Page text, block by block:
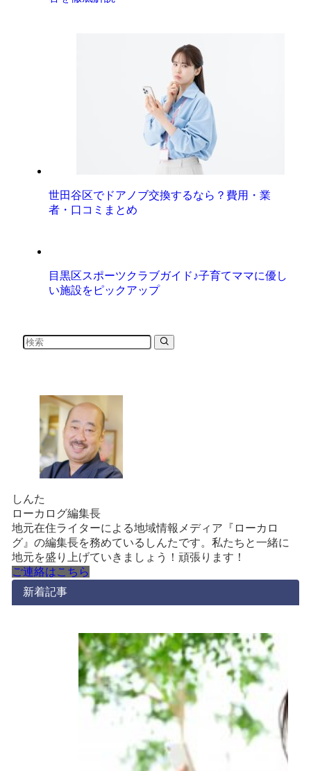
世田谷区でドアノブ交換するなら？費用・業
者・口コミまとめ
目黒区スポーツクラブガイド♪子育てママに優し
い施設をピックアップ
しんた
ローカログ編集長
地元在住ライターによる地域情報メディア『ローカロ
グ』の編集長を務めているしんたです。私たちと一緒に
地元を盛り上げていきましょう！頑張ります！
ご連絡はこちら
新着記事